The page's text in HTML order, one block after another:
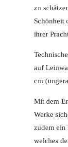
zu
Schönheit
ihrer
auf
cm
Mit dem
Werke
zudem ein
welches